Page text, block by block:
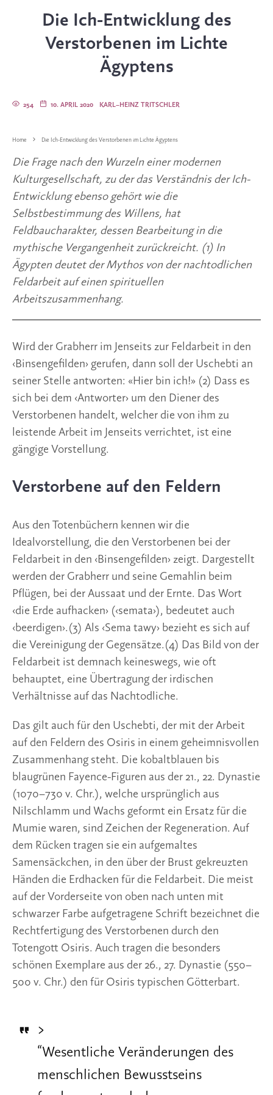
Die Ich-Entwicklung des
Verstorbenen im Lichte
Ägyptens
KARL–HEINZ TRITSCHLER
10. APRIL 2020
254
Home Die Ich-Entwicklung des Verstorbenen im Lichte Ägyptens
Die Frage nach den Wurzeln einer modernen
Kulturgesellschaft, zu der das Verständnis der Ich-
Entwicklung ebenso gehört wie die
Selbstbestimmung des Willens, hat
Feldbaucharakter, dessen Bearbeitung in die
mythische Vergangenheit zurückreicht. (1) In
Ägypten deutet der Mythos von der nachtodlichen
Feldarbeit auf einen spirituellen
Arbeitszusammenhang.
Wird der Grabherr im Jenseits zur Feldarbeit in den
‹Binsengefilden› gerufen, dann soll der Uschebti an
seiner Stelle antworten: «Hier bin ich!» (2) Dass es
sich bei dem ‹Antworter› um den Diener des
Verstorbenen handelt, welcher die von ihm zu
leistende Arbeit im Jenseits verrichtet, ist eine
gängige Vorstellung.
Verstorbene auf den Feldern
Aus den Totenbüchern kennen wir die
Idealvorstellung, die den Verstorbenen bei der
Feldarbeit in den ‹Binsengefilden› zeigt. Dargestellt
werden der Grabherr und seine Gemahlin beim
Pflügen, bei der Aussaat und der Ernte. Das Wort
‹die Erde aufhacken› (‹semata›), bedeutet auch
‹beerdigen›.(3) Als ‹Sema tawy› bezieht es sich auf
die Vereinigung der Gegensätze.(4) Das Bild von der
Feldarbeit ist demnach keineswegs, wie oft
behauptet, eine Übertragung der irdischen
Verhältnisse auf das Nachtodliche.
Das gilt auch für den Uschebti, der mit der Arbeit
auf den Feldern des Osiris in einem geheimnisvollen
Zusammenhang steht. Die kobaltblauen bis
blaugrünen Fayence-Figuren aus der 21., 22. Dynastie
(1070–730 v. Chr.), welche ursprünglich aus
Nilschlamm und Wachs geformt ein Ersatz für die
Mumie waren, sind Zeichen der Regeneration. Auf
dem Rücken tragen sie ein aufgemaltes
Samensäckchen, in den über der Brust gekreuzten
Händen die Erdhacken für die Feldarbeit. Die meist
auf der Vorderseite von oben nach unten mit
schwarzer Farbe aufgetragene Schrift bezeichnet die
Rechtfertigung des Verstorbenen durch den
Totengott Osiris. Auch tragen die besonders
schönen Exemplare aus der 26., 27. Dynastie (550–
500 v. Chr.) den für Osiris typischen Götterbart.
>
“Wesentliche Veränderungen des
menschlichen Bewusst­seins